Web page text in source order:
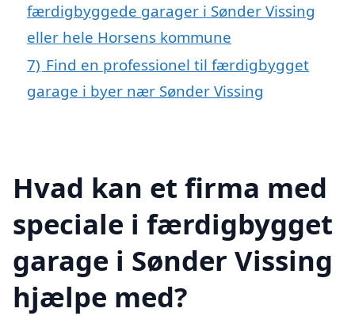
færdigbyggede garager i Sønder Vissing
eller hele Horsens kommune
7) Find en professionel til færdigbygget
garage i byer nær Sønder Vissing
Hvad kan et firma med
speciale i færdigbygget
garage i Sønder Vissing
hjælpe med?